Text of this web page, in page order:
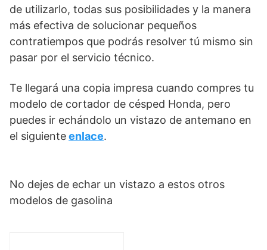
de utilizarlo, todas sus posibilidades y la manera
más efectiva de solucionar pequeños
contratiempos que podrás resolver tú mismo sin
pasar por el servicio técnico.
Te llegará una copia impresa cuando compres tu
modelo de cortador de césped Honda, pero
puedes ir echándolo un vistazo de antemano en
el siguienteenlace.
No dejes de echar un vistazo a estos otros
modelos de gasolina